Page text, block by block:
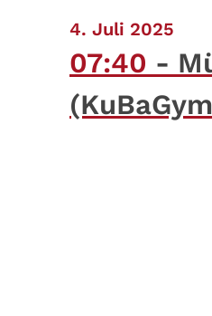
4. Juli 2025
07:40